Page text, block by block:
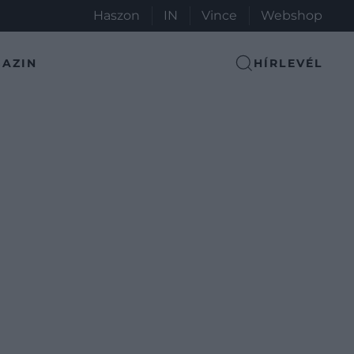
Haszon IN Vince Webshop
HÍRLEVÉL